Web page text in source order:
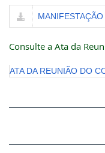
Consulte a Ata da
ATA DA REUNIÃO DO